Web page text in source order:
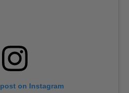
on Instagram